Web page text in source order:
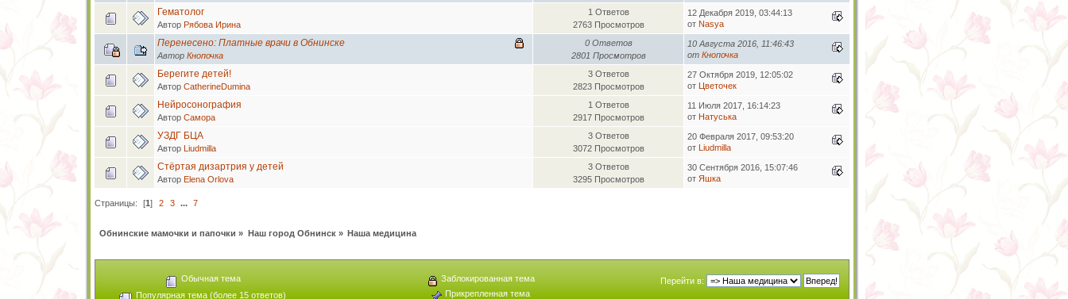
Гематолог
Автор Рябова Ирина
1 Ответов
2763 Просмотров
12 Декабря 2019, 03:44:13
от Nasya
Перенесено: Платные врачи в Обнинске
Автор Кнопочка
0 Ответов
2801 Просмотров
10 Августа 2016, 11:46:43
от Кнопочка
Берегите детей!
Автор CatherineDumina
3 Ответов
2823 Просмотров
27 Октября 2019, 12:05:02
от Цветочек
Нейросонография
Автор Самора
1 Ответов
2917 Просмотров
11 Июля 2017, 16:14:23
от Натуська
УЗДГ БЦА
Автор Liudmilla
3 Ответов
3072 Просмотров
20 Февраля 2017, 09:53:20
от Liudmilla
Стёртая дизартрия у детей
Автор Elena Orlova
3 Ответов
3295 Просмотров
30 Сентября 2016, 15:07:46
от Яшка
Страницы: [1] 2 3 ... 7
Обнинские мамочки и папочки » Наш город Обнинск» Наша медицина
Перейти в:
Обычная тема
Популярная тема (более 15 ответов)
Заблокированная тема
Прикрепленная тема